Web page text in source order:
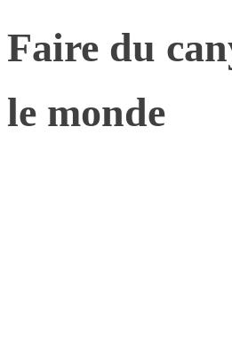
Faire du
le monde